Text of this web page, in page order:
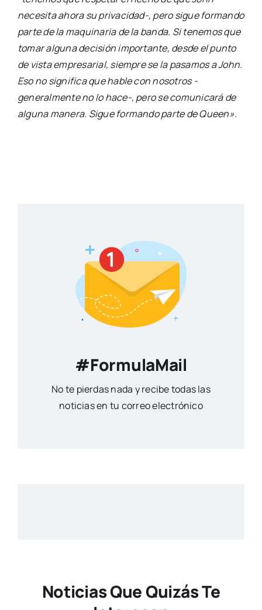
necesita ahora su privacidad-, pero sigue formando
parte de la maquinaria de la banda. Si tenemos que
tomar alguna decisión importante, desde el punto
de vista empresarial, siempre se la pasamos a John.
Eso no significa que hable con nosotros -
generalmente no lo hace-, pero se comunicará de
alguna manera. Sigue formando parte de Queen».
#FormulaMail
No te pierdas nada y recibe todas las
noticias en tu correo electrónico
Noticias Que Quizás Te